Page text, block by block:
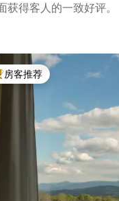
得客人的一致好评。
门「房客推荐」
房客推荐